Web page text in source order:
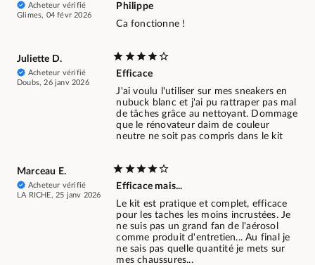
Acheteur vérifié
Glimes, 04 févr 2026
Philippe
Ca fonctionne !
Juliette D.
Acheteur vérifié
Doubs, 26 janv 2026
Efficace
J'ai voulu l'utiliser sur mes sneakers en
nubuck blanc et j'ai pu rattraper pas mal
de tâches grâce au nettoyant. Dommage
que le rénovateur daim de couleur
neutre ne soit pas compris dans le kit
Marceau E.
Acheteur vérifié
LA RICHE, 25 janv 2026
Efficace mais...
Le kit est pratique et complet, efficace
pour les taches les moins incrustées. Je
ne suis pas un grand fan de l'aérosol
comme produit d'entretien... Au final je
ne sais pas quelle quantité je mets sur
mes chaussures...